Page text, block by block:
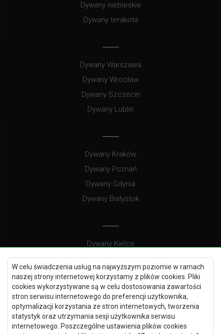
W celu świadczenia usług na najwyższym poziomie w ramach
naszej strony internetowej korzystamy z plików cookies. Pliki
cookies wykorzystywane są w celu dostosowania zawartości
stron serwisu internetowego do preferencji użytkownika,
optymalizacji korzystania ze stron internetowych, tworzenia
statystyk oraz utrzymania sesji użytkownika serwisu
internetowego. Poszczególne ustawienia plików cookies
Dywany niebieskie
Dywany terakota
Dywany Warszawa
Dywany Wrocław
Dywany Szczecin
Dywany Lublin
Dywany Kraków
Dywany Poznań
Dywany Gdynia
Dywany Białystok
Dywany Kielce
Dywany Gdańsk
Dywany Toruń
Dywany Bydgoszcz